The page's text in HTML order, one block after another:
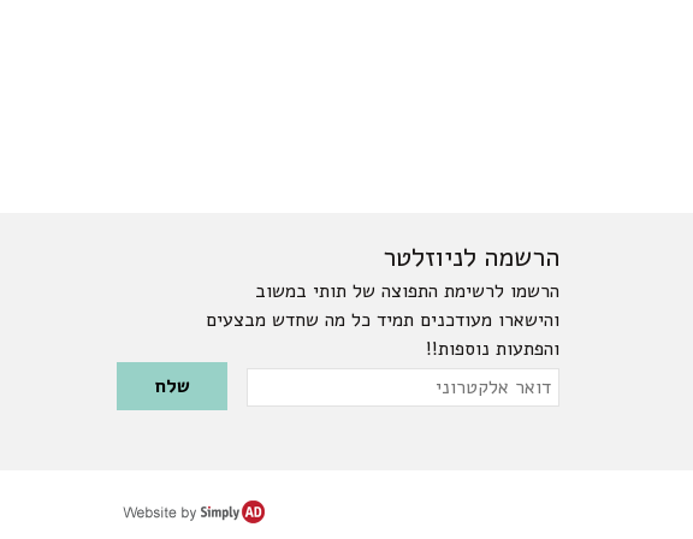
הרשמה לניוזלטר
הרשמו לרשימת התפוצה של תותי במשוב
והישארו מעודכנים תמיד כל מה שחדש מבצעים
והפתעות נוספות!!
Please leave this field empty.
דואר